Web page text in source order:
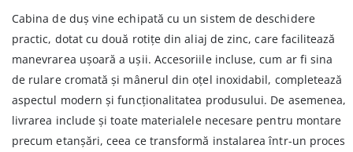
Cabina de duș vine echipată cu un sistem de deschidere
practic, dotat cu două rotițe din aliaj de zinc, care facilitează
manevrarea ușoară a ușii. Accesoriile incluse, cum ar fi sina
de rulare cromată și mânerul din oțel inoxidabil, completează
aspectul modern și funcționalitatea produsului. De asemenea,
livrarea include și toate materialele necesare pentru montare
precum etanșări, ceea ce transformă instalarea într-un proces